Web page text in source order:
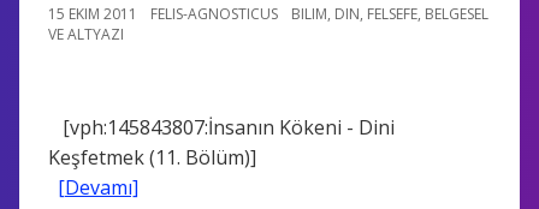
15 EKIM 2011 FELIS-AGNOSTICUS BILIM, DIN, FELSEFE, BELGESEL
VE ALTYAZI
[vph:145843807:İnsanın Kökeni - Dini
Keşfetmek (11. Bölüm)]
[Devamı]